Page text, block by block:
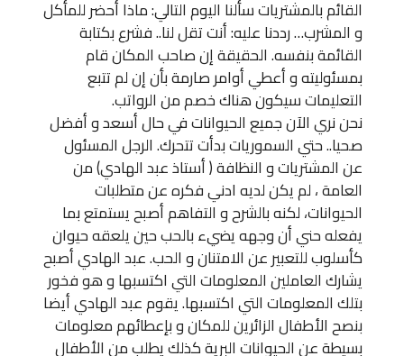
القائم بالمشتريات سألنا اليوم التالي: ماذا أحضر للمأكل
و المشرب… رددنا عليه: أنت تقل لنا.. فشرع بكتابة
القائمة بنفسه. الحقيقة إن صاحب المكان قام
بمسئوليته و أعطي أوامر صارمة بأن إن لم تتبع
التعليمات سيكون هناك خصم من الرواتب.
نحن نري الآن جميع الحيوانات في حال أسعد و أفضل
صحيا.. حتي السموريات بدأت تتحرك. الرجل المسئول
عن المشتريات و النظافة ( أستاذ عبد الهادي) من
العامة ، لم يكن لديه ادني فكره عن متطلبات
الحيوانات، لكنه بالشرح و التفاهم أصبح يستمتع بما
يفعله حني أن وجهه يضيء بالحب حين يلعقه حيوان
كأسلوب للتعبير عن الامتنان و الحب. عبد الهادي أصبح
يشارك العاملين المعلومات التي اكتسبها و هو فخور
بتلك المعلومات التي اكتسبها. يقوم عبد الهادي أيضا
بنصح الأطفال الزائرين للمكان و بإعطائهم معلومات
بسيطة عن الحيوانات البرية كذلك يطلب من الأطفال